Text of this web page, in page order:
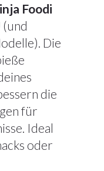
Foodi
(und
Die
die
für
Ideal
oder